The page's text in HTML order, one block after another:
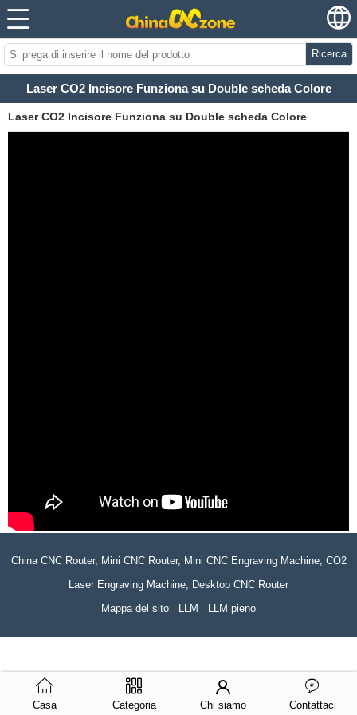
Ricerca
Laser CO2 Incisore Funziona su Double scheda Colore
Laser CO2 Incisore Funziona su Double scheda Colore
China CNC Router, Mini CNC Router, Mini CNC Engraving Machine, CO2
Laser Engraving Machine, Desktop CNC Router
Mappa del sito
LLM LLM pieno
Casa Categoria Chi siamo Contattaci